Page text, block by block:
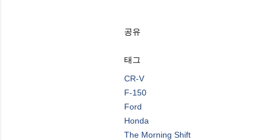
공유
태그
CR-V
F-150
Ford
Honda
The Morning Shift